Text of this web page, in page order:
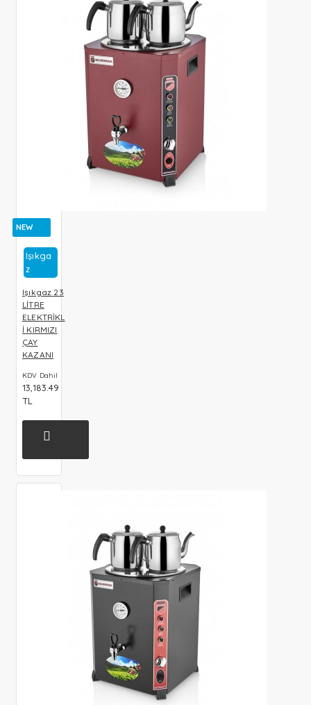
NEW
Işıkga
Z
Işıkgaz 23
LİTRE
ELEKTRİKL
İ KIRMIZI
ÇAY
KAZANI
KDV Dahil
13,183.49
TL